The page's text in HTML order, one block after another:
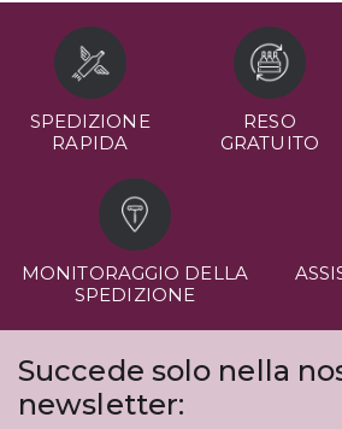
SPEDIZIONE
RAPIDA
RESO
GRATUITO
MONITORAGGIO DELLA
SPEDIZIONE
Succede solo nella
newsletter: